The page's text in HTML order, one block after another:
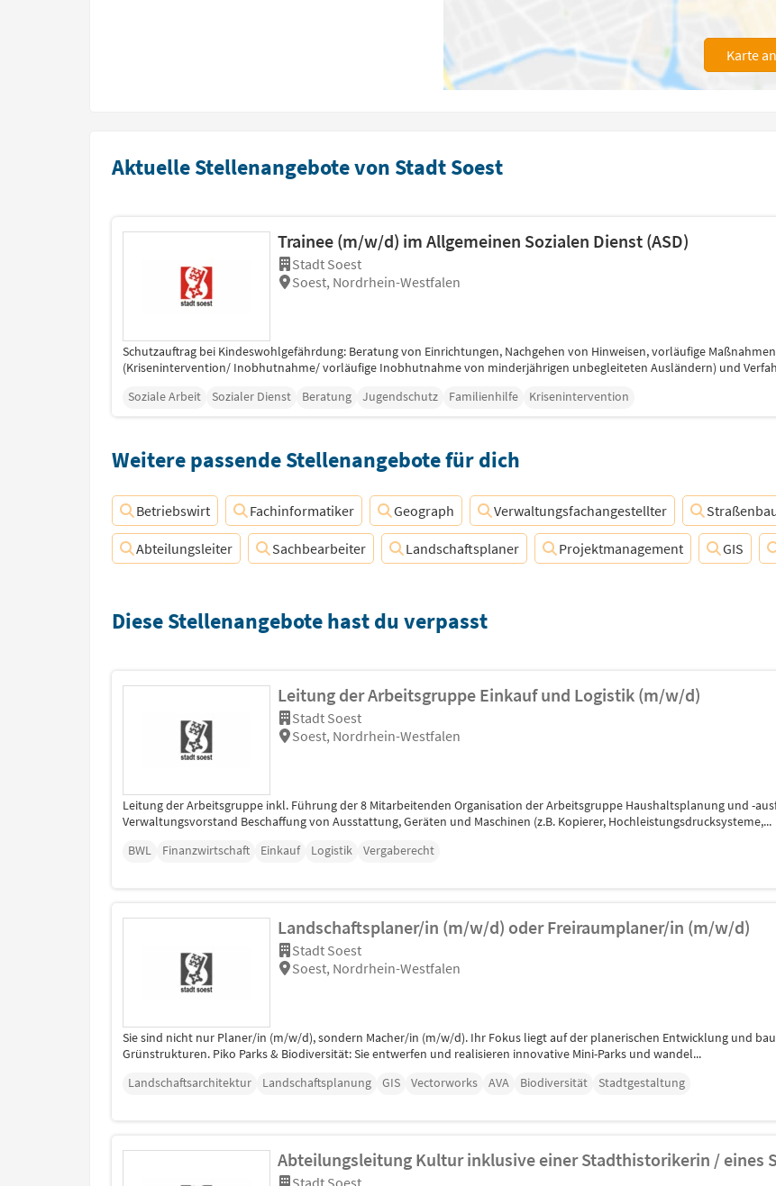
Karte
Aktuelle Stellenangebote von Stadt Soest
Trainee (m/w/d) im Allgemeinen Sozialen Dienst (ASD)
Stadt Soest
Soest, Nordrhein-Westfalen
Schutzauftrag bei Kindeswohlgefährdung: Beratung von Einrichtungen, Nachgehen von Hinweisen, vorläufige
(Krisenintervention/ Inobhutnahme/ vorläufige Inobhutnahme von minderjährigen unbegleiteten Ausländern) und
Soziale Arbeit
Sozialer Dienst Beratung Jugendschutz Familienhilfe Krisenintervention
Weitere passende Stellenangebote für dich
Betriebswirt Fachinformatiker Geograph Verwaltungsfachangestellter
Abteilungsleiter Sachbearbeiter Landschaftsplaner Projektmanagement GIS
Diese Stellenangebote hast du verpasst
Leitung der Arbeitsgruppe Einkauf und Logistik (m/w/d)
Stadt Soest
Soest, Nordrhein-Westfalen
Leitung der Arbeitsgruppe inkl. Führung der 8 Mitarbeitenden Organisation der Arbeitsgruppe Haushaltsplanung und -
Verwaltungsvorstand Beschaffung von Ausstattung, Geräten und Maschinen (z.B. Kopierer, Hochleistungsdrucksysteme,...
BWL
Finanzwirtschaft Einkauf Logistik Vergaberecht
Landschaftsplaner/in (m/w/d) oder Freiraumplaner/in (m/w/d)
Stadt Soest
Soest, Nordrhein-Westfalen
Sie sind nicht nur Planer/in (m/w/d), sondern Macher/in (m/w/d). Ihr Fokus liegt auf der planerischen Entwicklung und
Grünstrukturen. Piko Parks & Biodiversität: Sie entwerfen und realisieren innovative Mini-Parks und wandel...
Landschaftsarchitektur
Landschaftsplanung GIS Vectorworks AVA Biodiversität Stadtgestaltung
Abteilungsleitung Kultur inklusive einer Stadthistorikerin / eines